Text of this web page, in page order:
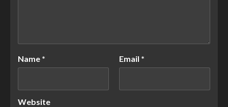
Name * Email *
Website